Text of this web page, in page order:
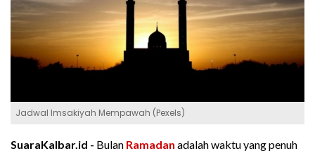
Jadwal Imsakiyah Mempawah (Pexels)
SuaraKalbar.id - Bulan Ramadan adalah waktu yang penuh